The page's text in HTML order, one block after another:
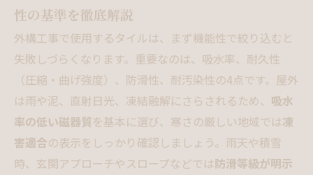
性の基準を徹底解説
外構工事で使用するタイルは、まず機能性で絞り込むと
失敗しづらくなります。重要なのは、吸水率、耐久性
（圧縮・曲げ強度）、防滑性、耐汚染性の4点です。屋外
は雨や泥、直射日光、凍結融解にさらされるため、 吸水
率の低い磁器質を基本に選び、寒さの厳しい地域では凍
害適合の表示をしっかり確認しましょう。雨天や積雪
時、玄関アプローチやスロープなどでは防滑等級が明示